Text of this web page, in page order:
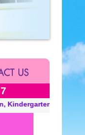
Modern,